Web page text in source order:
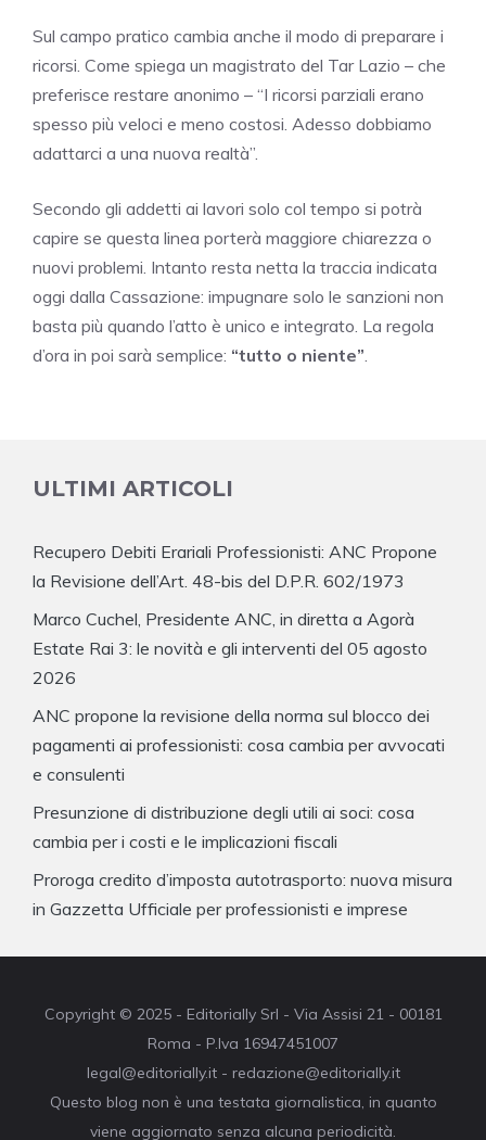
Sul campo pratico cambia anche il modo di preparare i
ricorsi. Come spiega un magistrato del Tar Lazio – che
preferisce restare anonimo – “I ricorsi parziali erano
spesso più veloci e meno costosi. Adesso dobbiamo
adattarci a una nuova realtà”.
Secondo gli addetti ai lavori solo col tempo si potrà
capire se questa linea porterà maggiore chiarezza o
nuovi problemi. Intanto resta netta la traccia indicata
oggi dalla Cassazione: impugnare solo le sanzioni non
basta più quando l’atto è unico e integrato. La regola
d’ora in poi sarà semplice: “tutto o niente”
ULTIMI ARTICOLI
Recupero Debiti Erariali Professionisti: ANC Propone
la Revisione dell’Art. 48-bis del D.P.R. 602/1973
Marco Cuchel, Presidente ANC, in diretta a Agorà
Estate Rai 3: le novità e gli interventi del 05 agosto
2026
ANC propone la revisione della norma sul blocco dei
pagamenti ai professionisti: cosa cambia per avvocati
e consulenti
Presunzione di distribuzione degli utili ai soci: cosa
cambia per i costi e le implicazioni fiscali
Proroga credito d’imposta autotrasporto: nuova misura
in Gazzetta Ufficiale per professionisti e imprese
Copyright © 2025 - Editorially Srl - Via Assisi 21 - 00181
Roma - P.Iva 16947451007
legal@editorially.it - redazione@editorially.it
Questo blog non è una testata giornalistica, in quanto
viene aggiornato senza alcuna periodicità.